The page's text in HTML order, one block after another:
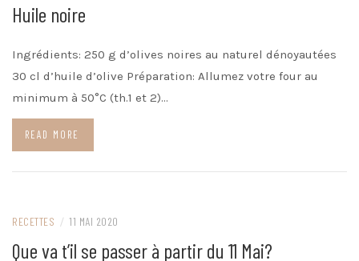
Huile noire
Ingrédients: 250 g d’olives noires au naturel dénoyautées
30 cl d’huile d’olive Préparation: Allumez votre four au
minimum à 50°C (th.1 et 2)…
READ MORE
RECETTES / 11 MAI 2020
Que va t’il se passer à partir du 11 Mai?